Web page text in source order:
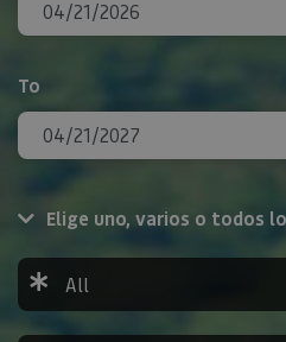
To
Elige uno, varios o todos
All